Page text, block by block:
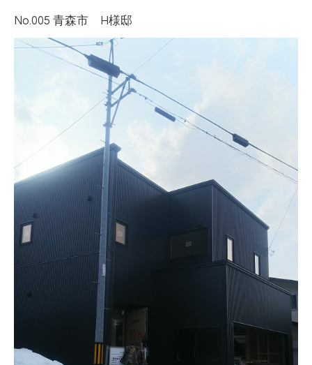
No.005 青森市 H様邸